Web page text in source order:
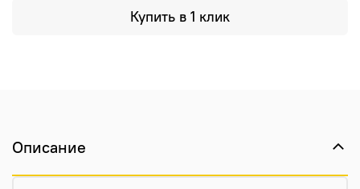
Купить в 1 клик
Описание